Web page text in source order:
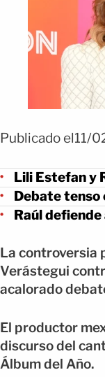
Publicado el11/
Lili Estefan y
Debate tenso
Raúl
La controversia
Verástegui
acalorado
El productor
discurso del
Álbum del Año.